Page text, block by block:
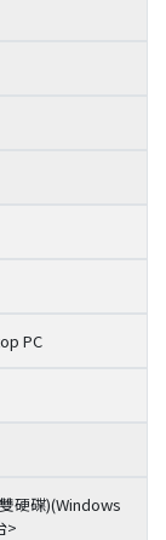
PC
硬碟)(Windows
>